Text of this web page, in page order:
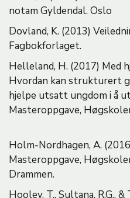
notam Gyldendal. Oslo
Dovland, K. (2013)
Fagbokforlaget.
Helleland, H. (2017) Med
Hvordan kan strukturert
hjelpe utsatt ungdom i å
Masteroppgave,
Holm-Nordhagen, A.
Masteroppgave,
Drammen.
Hooley, T., Sultana, R.G.,